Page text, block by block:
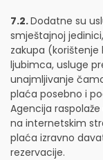
7.2.Dodatne su
smještajnoj
zakupa
ljubimca, usluge
unajmljivanje
plaća posebno i
Agencija
na internetskim
plaća izravno
rezervacije.